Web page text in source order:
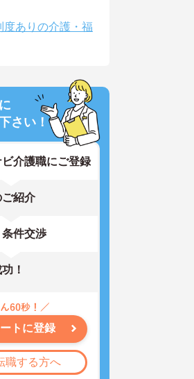
ありの介護・福
さい！
ビ介護職にご登録
紹介
件交渉
！
トに登録
職する方へ